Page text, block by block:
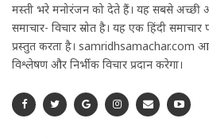
मस्ती भरे मनोरंजन को देते हैं। यह सबसे अच्छी
समाचार- विचार स्रोत है। यह एक हिंदी समाचार
प्रस्तुत करता है। samridhsamachar.com
विश्लेषण और निर्भीक विचार प्रदान करेगा।